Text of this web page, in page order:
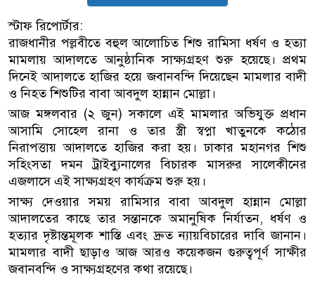
স্টাফ রিপোর্টার:
রাজধানীর পল্লবীতে বহুল আলোচিত শিশু রামিসা ধর্ষণ ও হত্যা
মামলায় আদালতে আনুষ্ঠানিক সাক্ষ্যগ্রহণ শুরু হয়েছে। প্রথম
দিনেই আদালতে হাজির হয়ে জবানবন্দি দিয়েছেন মামলার বাদী
ও নিহত শিশুটির বাবা আবদুল হান্নান মোল্লা।
আজ মঙ্গলবার (২ জুন) সকালে এই মামলার অভিযুক্ত প্রধান
আসামি সোহেল রানা ও তার স্ত্রী স্বপ্না খাতুনকে কঠোর
নিরাপত্তায় আদালতে হাজির করা হয়। ঢাকার মহানগর শিশু
সহিংসতা দমন ট্রাইব্যুনালের বিচারক মাসরুর সালেকীনের
এজলাসে এই সাক্ষ্যগ্রহণ কার্যক্রম শুরু হয়।
সাক্ষ্য দেওয়ার সময় রামিসার বাবা আবদুল হান্নান মোল্লা
আদালতের কাছে তার সন্তানকে অমানুষিক নির্যাতন, ধর্ষণ ও
হত্যার দৃষ্টান্তমূলক শাস্তি এবং দ্রুত ন্যায়বিচারের দাবি জানান।
মামলার বাদী ছাড়াও আজ আরও কয়েকজন গুরুত্বপূর্ণ সাক্ষীর
জবানবন্দি ও সাক্ষ্যগ্রহণের কথা রয়েছে।